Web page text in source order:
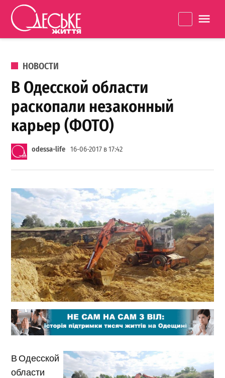
Перейти к содержанию
життя
ОПУБЛИКОВАНО В
НОВОСТИ
В Одесской области
раскопали незаконный
карьер (ФОТО)
odessa-life 16-06-2017 в 17:42
В Одесской
области